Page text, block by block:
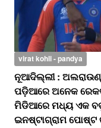
virat kohli - pandya
ନୂଆଦିଲ୍ଲୀ :
ପଡ଼ିଆରେ ଅନେକ
ମିଡିଆରେ ମଧ୍ୟ ଏକ
ଇନଷ୍ଟାଗ୍ରାମ